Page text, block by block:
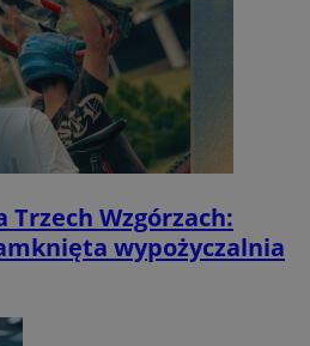
Trzech Wzgórzach:
wypożyczalnia